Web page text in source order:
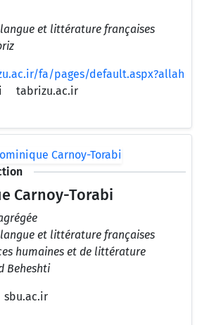
et littérature françaises
fa/pages/default.aspx?allah
tabrizu.ac.ir
Carnoy-Torabi
et littérature françaises
humaines et de littérature
Beheshti
sbu.ac.ir